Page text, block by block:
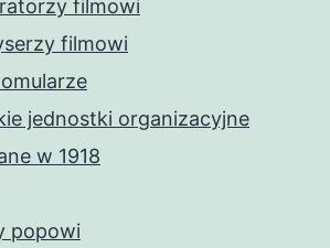
filmowi
filmowi
jednostki organizacyjne
w 1918
popowi